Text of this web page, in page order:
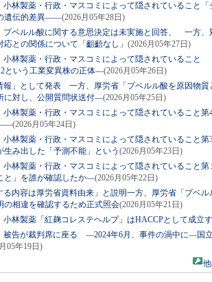
林製薬・行政・マスコミによって隠されていること「
遺伝的差異――(2026月05年28日)
ベルル酸に関する意思決定は未実施と回答、 一方、
との関係について「齟齬なし」 (2026月05年27日)
林製薬・行政・マスコミによって隠されていること
という工業変異株の正体―(2026月05年26日)
報」として発表 一方、厚労省「プベルル酸を原因物質
に対し、公開質問状送付―(2026月05年25日)
林製薬・行政・マスコミによって隠されていること
――(2026月05年24日)
林製薬・行政・マスコミによって隠されていること
み出した「予測不能」という (2026月05年23日)
林製薬・行政・マスコミによって隠されていること第
と」を誰が確認したか―(2026月05年22日)
内容は厚労省資料由来」と説明一方、厚労省「プベ
相違を確認するため正式照会(2026月05年21日)
林製薬「紅麹コレステヘルプ」はHACCPとして成立
告が裁判席に座る ―2024年6月、事件の渦中に―国
05年19日)